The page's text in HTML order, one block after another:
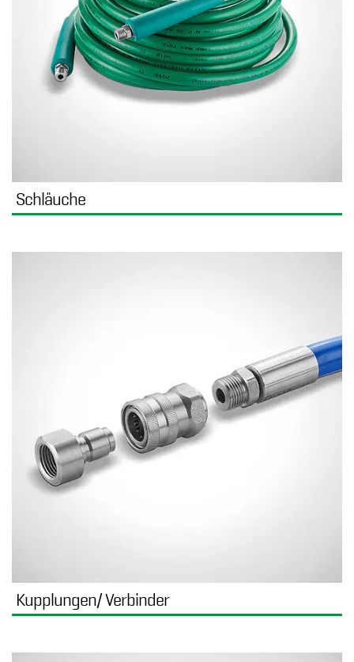
Schläuche
Kupplungen/ Verbinder